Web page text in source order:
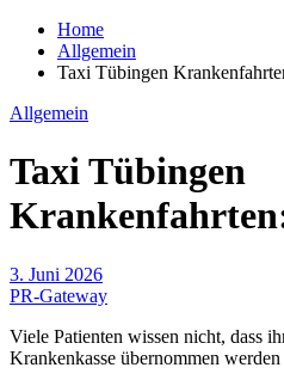
Home
Allgemein
Taxi Tübingen
Allgemein
Taxi Tübingen
3. Juni 2026
PR-Gateway
Viele Patienten wissen nicht, dass
Krankenkasse übernommen werden